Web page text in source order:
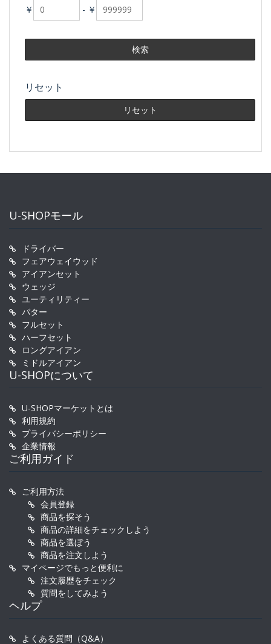
￥ - ￥
リセット
U-SHOPモール
ドライバー
フェアウェイウッド
アイアンセット
ウェッジ
ユーティリティー
パター
フルセット
ハーフセット
ロングアイアン
ミドルアイアン
U-SHOPについて
U-SHOPマーケットとは
利用規約
プライバシーポリシー
企業情報
ご利用ガイド
ご利用方法
会員登録
商品を探そう
商品の詳細をチェックしよう
商品を選ぼう
商品を注文しよう
マイページでもっと便利に
注文履歴をチェック
質問をしてみよう
ヘルプ
よくある質問（Q&A）